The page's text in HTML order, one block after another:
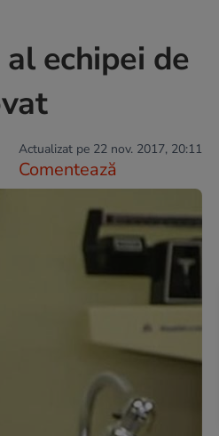
echipei de
Actualizat pe 22 nov. 2017, 20:11
Comentează